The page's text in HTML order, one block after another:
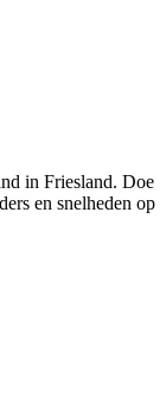
in Friesland. Doe
en snelheden op